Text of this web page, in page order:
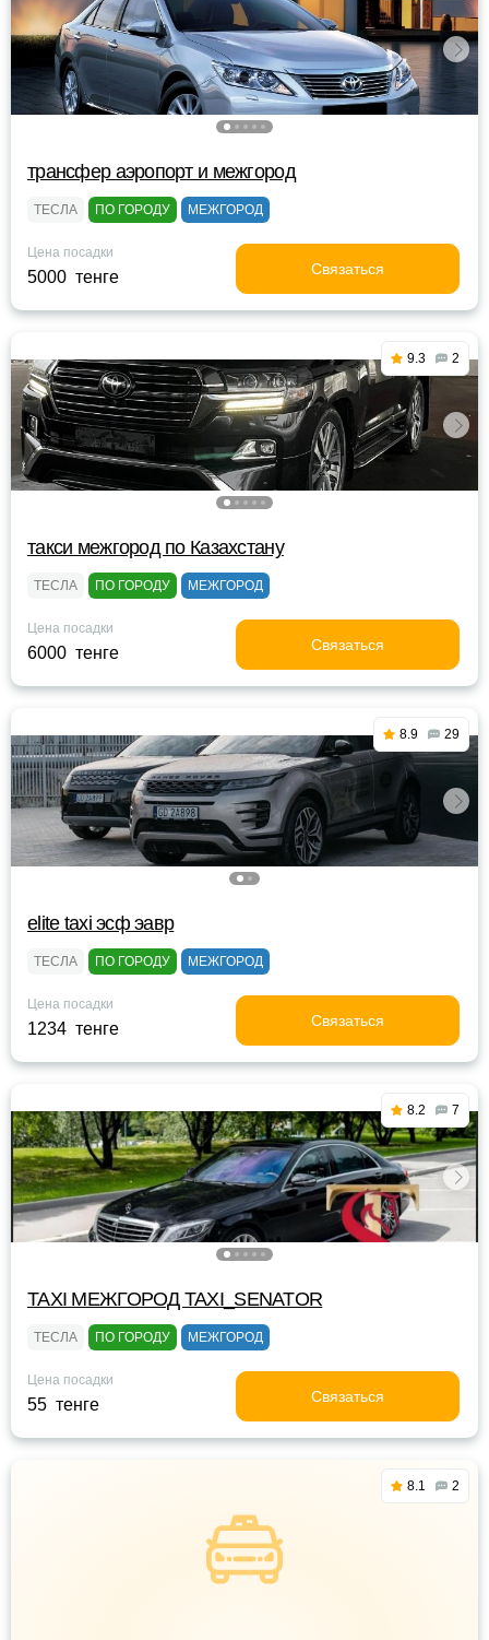
трансфер аэропорт и межгород
ТЕСЛА ПО ГОРОДУ МЕЖГОРОД
Цена посадки
5000 тенге Связаться
9.3 2
такси межгород по Казахстану
ТЕСЛА ПО ГОРОДУ МЕЖГОРОД
Цена посадки
6000 тенге Связаться
8.9 29
elite taxi эсф эавр
ТЕСЛА ПО ГОРОДУ МЕЖГОРОД
Цена посадки
1234 тенге Связаться
8.2 7
TAXI МЕЖГОРОД TAXI_SENATOR
ТЕСЛА ПО ГОРОДУ МЕЖГОРОД
Цена посадки
55 тенге Связаться
8.1 2